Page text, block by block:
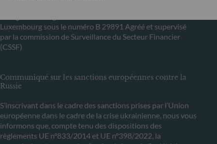
Luxembourg sous le numéro B 29891 Agréé et supervisé
par la commission de Surveillance du Secteur Financier
(CSSF)
Communiqué sur les sanctions européennes contre la
Russie
S’inscrivant dans le cadre des sanctions prises par l’Union
européenne dans le cadre de la crise ukrainienne, nous vous
informons que, compte tenu des dispositions des
règlements UE n°833/2014 et UE n°398/2022, la